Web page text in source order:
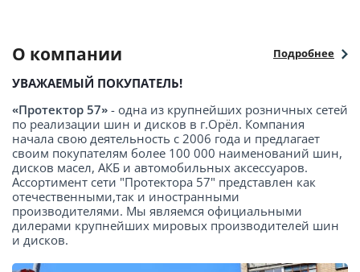
О компании Подробнее
УВАЖАЕМЫЙ ПОКУПАТЕЛЬ!
«Протектор 57» - одна из крупнейших розничных сетей
по реализации шин и дисков в г.Орёл. Компания
начала свою деятельность с 2006 года и предлагает
своим покупателям более 100 000 наименований шин,
дисков масел, АКБ и автомобильных аксессуаров.
Ассортимент сети "Протектора 57" представлен как
отечественными,так и иностранными
производителями. Мы являемся официальными
дилерами крупнейших мировых производителей шин
и дисков.